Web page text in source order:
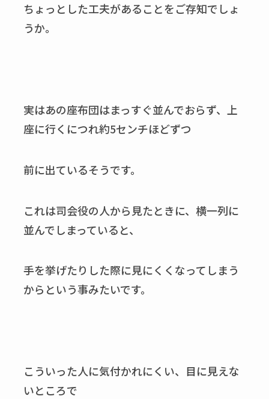
ちょっとした工夫があることをご存知でしょ
うか。
実はあの座布団はまっすぐ並んでおらず、上
座に行くにつれ約5センチほどずつ
前に出ているそうです。
これは司会役の人から見たときに、横一列に
並んでしまっていると、
手を挙げたりした際に見にくくなってしまう
からという事みたいです。
こういった人に気付かれにくい、目に見えな
いところで